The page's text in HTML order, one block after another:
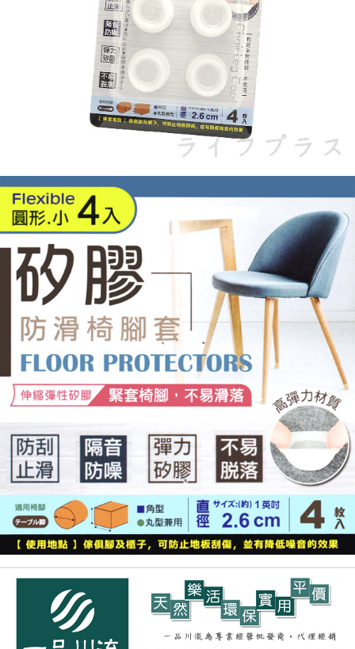
時審查核予不同之上限額度；若仍有額度不足之情形，本公司將視審查結果
請求用戶進行身份認證。
５．嚴禁一人註冊多個帳號或使用他人資訊註冊。若發現惡意使用之情形，
恩沛科技股份有限公司將有權停止該用戶之使用額度並採取法律行動。
每筆NT$150，滿NT$3,000(含以上)免運費